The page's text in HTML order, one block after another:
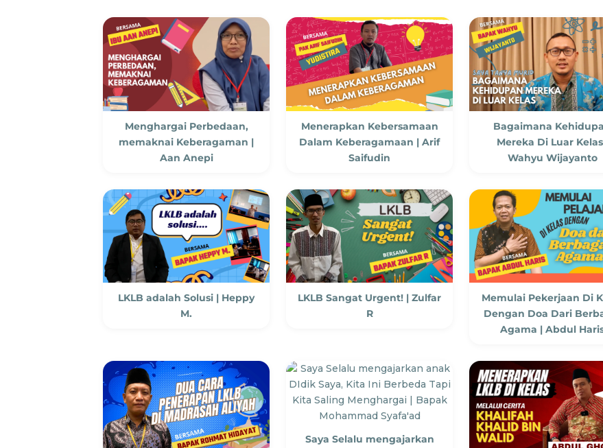
Menghargai Perbedaan,
memaknai Keberagaman |
Aan Anepi
Menerapkan Kebersamaan
Dalam Keberagamaan | Arif
Saifudin
Bagaimana
Mereka Di Luar
Wahyu Wijayanto
LKLB adalah Solusi | Heppy
M.
LKLB Sangat Urgent! | Zulfar
R
Memulai Pekerjaan Di
Dengan Doa Dari
Agama | Abdul
Saya Selalu mengajarkan